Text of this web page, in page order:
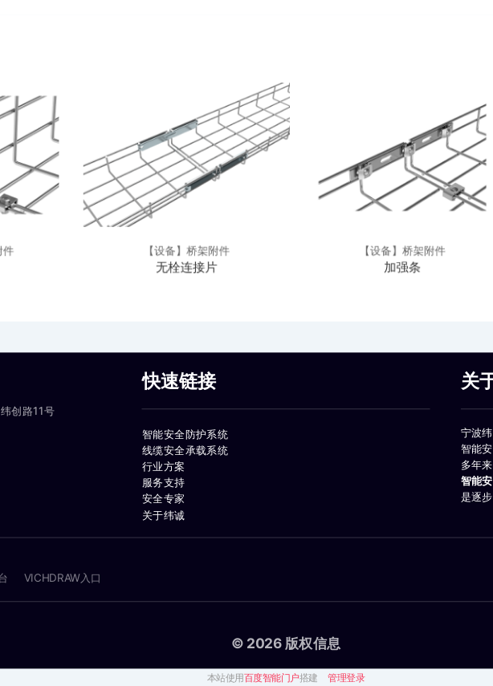
件 【设备】桥架附件
无栓连接片
【设备】桥架附件
加强条
创路11号
快速链接
智能安全防护系统
线缆安全承载系统
行业方案
服务支持
安全专家
关于纬诚
关
宁波
智能
多年
智能
是逐
VICHDRAW入口
© 2026 版权信息
本站使用百度智能门户搭建 管理登录